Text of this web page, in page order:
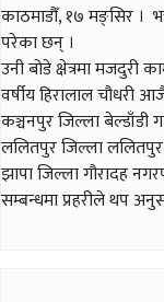
काठमाडौँ, १७ मङ्सिर ।
परेका छन् ।
उनी बोडे क्षेत्रमा मजदुरी
वर्षीय हिरालाल
कञ्चनपुर जिल्ला बेल्डाँडी
ललितपुर जिल्ला
झापा जिल्ला गौरादह
सम्बन्धमा प्रहरीले थप